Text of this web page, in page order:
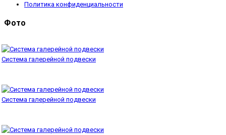
Политика конфиденциальности
Фото
Система галерейной подвески
Система галерейной подвески